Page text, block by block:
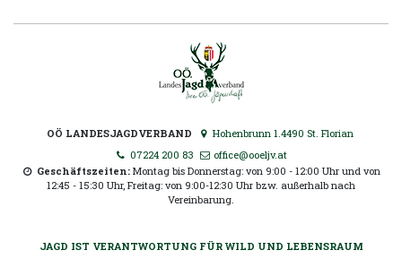
OÖ LANDESJAGDVERBAND
Hohenbrunn 1.4490 St. Florian
07224 200 83
office@ooeljv.at
Geschäftszeiten: Montag bis Donnerstag: von 9:00 - 12:00 Uhr und von
12:45 - 15:30 Uhr, Freitag: von 9:00-12:30 Uhr bzw. außerhalb nach
Vereinbarung.
JAGD IST VERANTWORTUNG FÜR WILD UND LEBENSRAUM